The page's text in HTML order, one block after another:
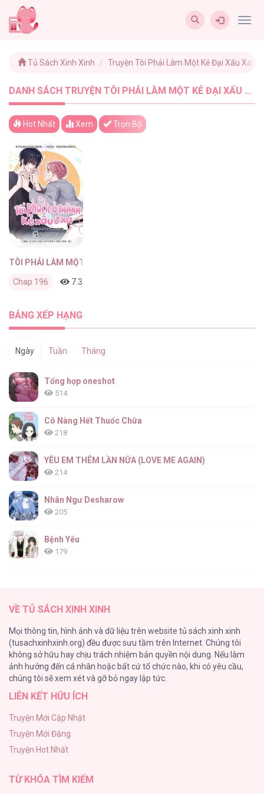
Tủ Sách Xinh Xinh Truyện Tôi Phải Làm Một Kẻ Đại Xấu Xa
DANH SÁCH TRUYỆN TÔI PHẢI LÀM MỘT KẺ ĐẠI XẤU XA MỚI NHẤT - TUSACHXINHXINH (1)
Hot Nhất Xem Trọn Bộ
TÔI PHẢI LÀM MỘT KẺ ĐẠI XẤU XA
Chap 196 7.3K
BẢNG XẾP HẠNG
Ngày Tuần Tháng
Tổng hợp oneshot
514
Cô Nàng Hết Thuốc Chữa
218
YÊU EM THÊM LẦN NỮA (LOVE ME AGAIN)
214
Nhân Ngư Desharow
205
Bệnh Yêu
179
135
Đứa Nhỏ Không Phải Là Con Anh
124
Vương Miện Lục Bảo
Mùa Xuân Hoa Nở
103
VỀ TỦ SÁCH XINH XINH
Mọi thông tin, hình ảnh và dữ liệu trên website tủ sách xinh xinh
(tusachxinhxinh.org) đều được sưu tầm trên Internet. Chúng tôi
không sở hữu hay chịu trách nhiệm bản quyền nội dung. Nếu làm
ảnh hưởng đến cá nhân hoặc bất cứ tổ chức nào, khi có yêu cầu,
chúng tôi sẽ xem xét và gỡ bỏ ngay lập tức.
LIÊN KẾT HỮU ÍCH
Truyện Mới Cập Nhật
Truyện Mới Đăng
Truyện Hot Nhất
TỪ KHÓA TÌM KIẾM